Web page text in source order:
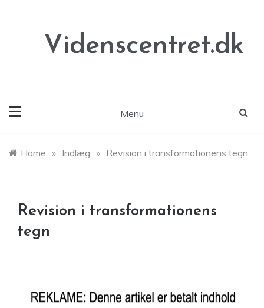
Videnscentret.dk
Menu
Home » Indlæg » Revision i transformationens tegn
Revision i transformationens
tegn